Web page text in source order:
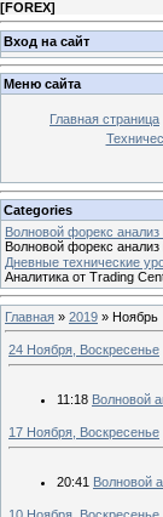
[FOREX]
Вход на сайт
Меню сайта
Главная страница
Categories
Волновой форекс
Волновой форекс
Дневные технические
Аналитика от Trading
Главная » 2019 » Ноябрь
24 Ноября, Воскресенье
11:18 Волновой
17 Ноября, Воскресенье
20:41 Волновой